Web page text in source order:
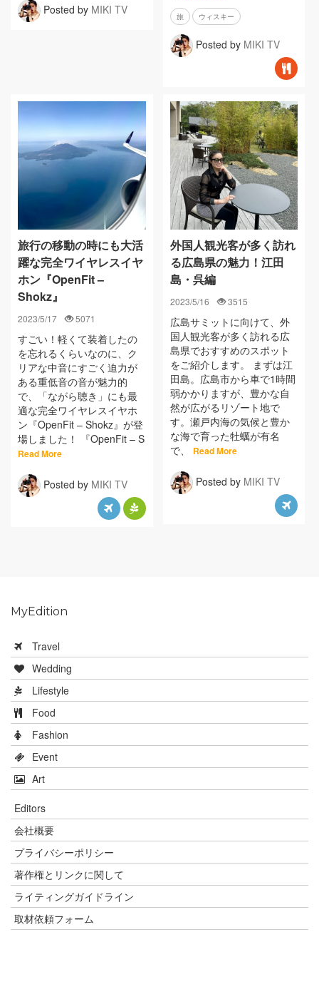
Posted by MIKI TV
旅 ウィスキー
Posted by MIKI TV
旅行の移動の時にも大活
躍な完全ワイヤレスイヤ
ホン『OpenFit –
Shokz』
2023/5/17 5071
すごい！軽くて装着したの
を忘れるくらいなのに、ク
リアな中音にすごく迫力が
ある重低音の音が魅力的
で、「ながら聴き」にも最
適な完全ワイヤレスイヤホ
ン『OpenFit – Shokz』が登
場しました！ 『OpenFit – S
Read More
Posted by MIKI TV
外国人観光客が多く訪れ
る広島県の魅力！江田
島・呉編
2023/5/16 3515
広島サミットに向けて、外
国人観光客が多く訪れる広
島県でおすすめのスポット
をご紹介します。 まずは江
田島。広島市から車で1時間
弱かかりますが、豊かな自
然が広がるリゾート地で
す。瀬戸内海の気候と豊か
な海で育った牡蠣が有名
で、
Read More
Posted by MIKI TV
MyEdition
Travel
Wedding
Lifestyle
Food
Fashion
Event
Art
Editors
会社概要
プライバシーポリシー
著作権とリンクに関して
ライティングガイドライン
取材依頼フォーム